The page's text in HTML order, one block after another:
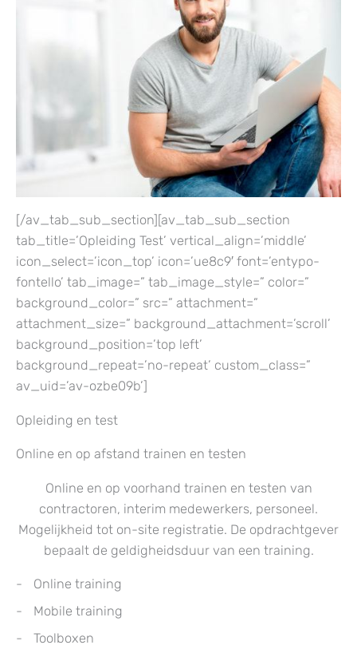
[/av_tab_sub_section][av_tab_sub_section
tab_title=’Opleiding Test’ vertical_align=’middle’
icon_select=’icon_top’ icon=’ue8c9′ font=’entypo-
fontello’ tab_image=” tab_image_style=” color=”
background_color=” src=” attachment=”
attachment_size=” background_attachment=’scroll’
background_position=’top left’
background_repeat=’no-repeat’ custom_class=”
av_uid=’av-ozbe09b’]
Opleiding en test
Online en op afstand trainen en testen
Online en op voorhand trainen en testen van
contractoren, interim medewerkers, personeel.
Mogelijkheid tot on-site registratie. De opdrachtgever
bepaalt de geldigheidsduur van een training.
Online training
Mobile training
Toolboxen